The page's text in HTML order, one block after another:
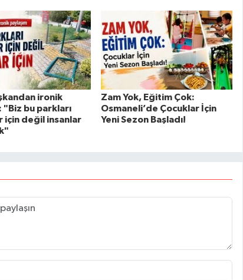
ironik
"Biz bu parkları
için değil insanlar
Zam Yok, Eğitim Çok:
Osmaneli’de Çocuklar İçin
Yeni Sezon Başladı!